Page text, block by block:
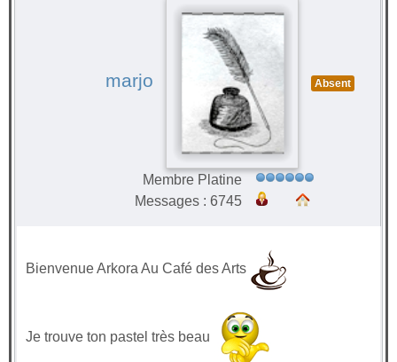
marjo Absent
Membre Platine
Messages : 6745
Bienvenue Arkora Au Café des Arts
Je trouve ton pastel très beau